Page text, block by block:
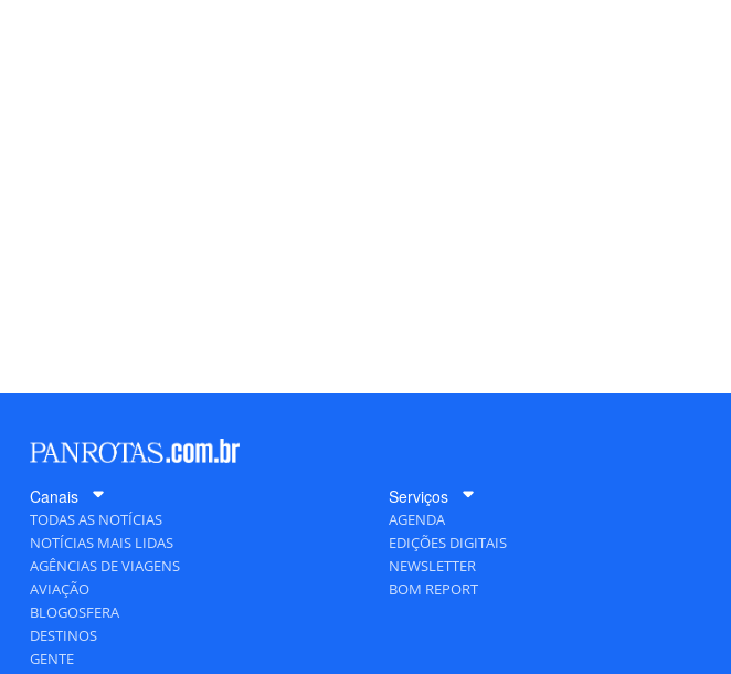
Canais
TODAS AS NOTÍCIAS
NOTÍCIAS MAIS LIDAS
AGÊNCIAS DE VIAGENS
AVIAÇÃO
BLOGOSFERA
DESTINOS
GENTE
Serviços
AGENDA
EDIÇÕES DIGITAIS
NEWSLETTER
BOM REPORT